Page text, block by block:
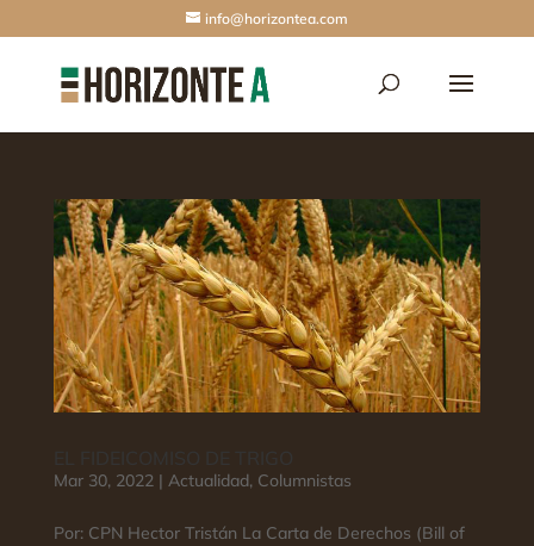
info@horizontea.com
Mar 30, 2022| Actualidad, Columnistas
Por: CPN Hector Tristán La Carta de Derechos (Bill of